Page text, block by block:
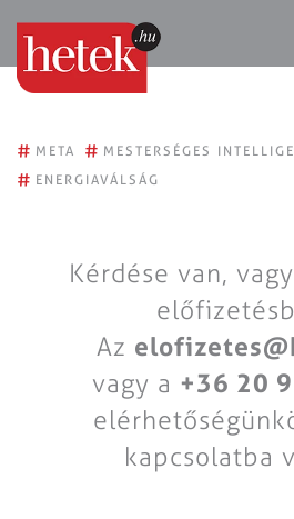
# META # MESTERSÉGES
# ENERGIAVÁLSÁG
Kérdése van,
Az
vagy a +36 20
kapcsolatba